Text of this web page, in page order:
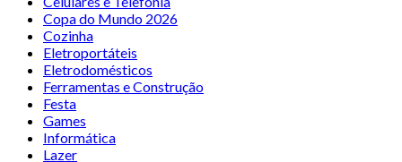
Copa do Mundo 2026
Cozinha
Eletroportáteis
Eletrodomésticos
Ferramentas e Construção
Festa
Games
Informática
Lazer